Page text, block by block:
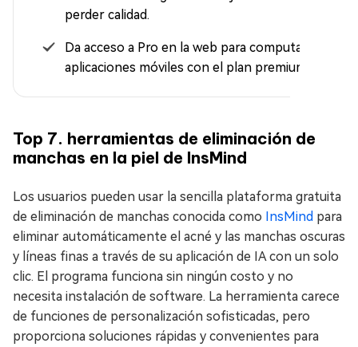
perder calidad.
Da acceso a Pro en la web para computadoras y
aplicaciones móviles con el plan premium
Top 7. herramientas de eliminación de
manchas en la piel de InsMind
Los usuarios pueden usar la sencilla plataforma gratuita
de eliminación de manchas conocida como InsMind para
eliminar automáticamente el acné y las manchas oscuras
y líneas finas a través de su aplicación de IA con un solo
clic. El programa funciona sin ningún costo y no
necesita instalación de software. La herramienta carece
de funciones de personalización sofisticadas, pero
proporciona soluciones rápidas y convenientes para